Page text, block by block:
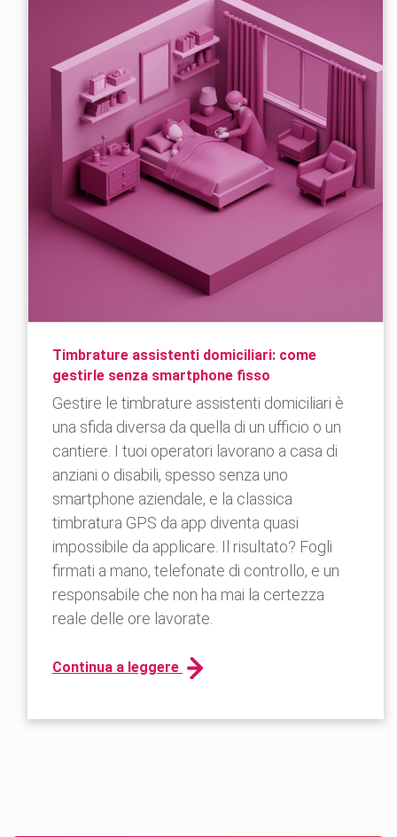
Timbrature assistenti domiciliari: come
gestirle senza smartphone fisso
Gestire le timbrature assistenti domiciliari è
una sfida diversa da quella di un ufficio o un
cantiere. I tuoi operatori lavorano a casa di
anziani o disabili, spesso senza uno
smartphone aziendale, e la classica
timbratura GPS da app diventa quasi
impossibile da applicare. Il risultato? Fogli
firmati a mano, telefonate di controllo, e un
responsabile che non ha mai la certezza
reale delle ore lavorate.
Continua a leggere